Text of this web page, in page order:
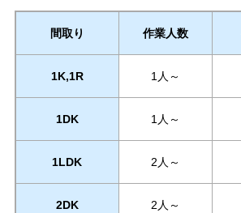
間取り 作業人数
1K,1R 1人～
1DK 1人～
1LDK 2人～
2DK 2人～